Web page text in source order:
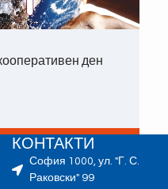
ден
КОНТАКТИ
София 1000, ул. "Г. С.
Раковски" 99